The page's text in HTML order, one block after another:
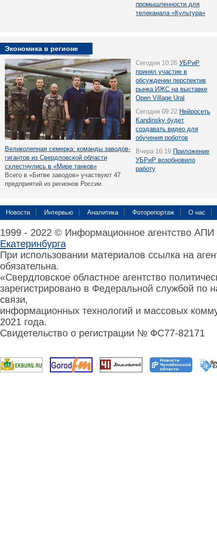
промышленности для
телеканала «Культура»
Экономика в регионе
Великолепная семерка: команды заводов-
гигантов из Свердловской области
схлестнулись в «Мире танков»
Всего в «Битве заводов» участвуют 47
предприятий из регионов России.
Сегодня 10:26 УБРиР
принял участие в
обсуждении перспектив
рынка ИЖС на выставке
Open Village Ural
Сегодня 09:22 Нейросеть
Kandinsky будет
создавать видео для
обучения роботов
Вчера 16:19 Приложение
УБРиР возобновило
работу
Новости Интервью Аналитика Фоторепортаж О нас
1999 - 2022 © Информационное агентство
Екатеринбурга
При использовании материалов ссылка на
обязательна.
«Свердловское областное агентство
зарегистрировано в Федеральной службой по
связи,
информационных технологий и массовых
2021 года.
Свидетельство о регистрации № ФС77-82171